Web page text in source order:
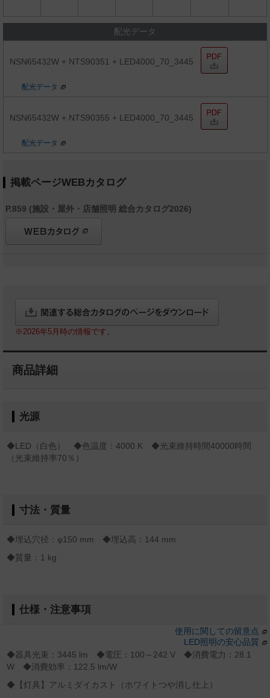
配光データ
NSN65432W + NTS90351 + LED4000_70_3445
配光データ
NSN65432W + NTS90355 + LED4000_70_3445
配光データ
掲載ページWEBカタログ
P.859 (施設・屋外・店舗照明 総合カタログ2026)
※2026年5月時の情報です。
商品詳細
光源
◆LED（白色） ◆色温度：4000 K ◆光束維持時間40000時間
（光束維持率70％）
寸法・質量
◆埋込穴径：φ150 mm ◆埋込高：144 mm
◆質量：1 kg
仕様・注意事項
使用に関しての留意点
LED照明の安心品質
◆器具光束：3445 lm ◆電圧：100～242 V ◆消費電力：28.1
W ◆消費効率：122.5 lm/W
◆【灯具】アルミダイカスト（ホワイトつや消し仕上）